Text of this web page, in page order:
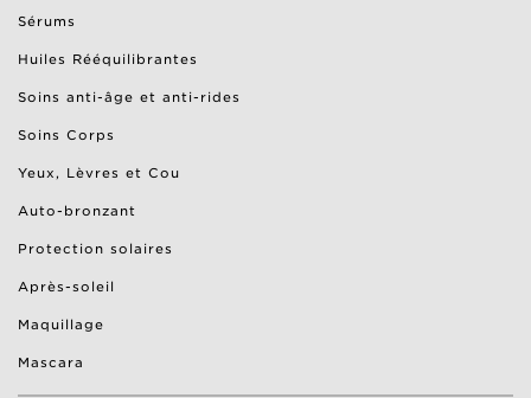
Sérums
Huiles Rééquilibrantes
Soins anti-âge et anti-rides
Soins Corps
Yeux, Lèvres et Cou
Auto-bronzant
Protection solaires
Après-soleil
Maquillage
Mascara